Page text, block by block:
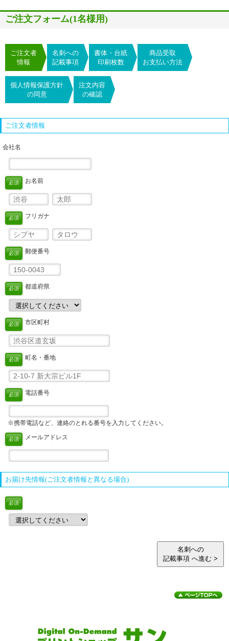
ご注文フォーム(1名様用)
ご注文者
情報
名刺への
記載事項
書体・台紙
印刷枚数
商品受取
お支払い方法
個人情報保護方針
の同意
注文内容
の確認
ご注文者情報
会社名
必須 お名前
必須 フリガナ
必須 郵便番号
必須 都道府県
必須 市区町村
必須 町名・番地
必須 電話番号
※携帯電話など、連絡のとれる番号を入力してください。
必須 メールアドレス
お届け先情報(ご注文者情報と異なる場合)
必須
名刺への
記載事項 へ進む >